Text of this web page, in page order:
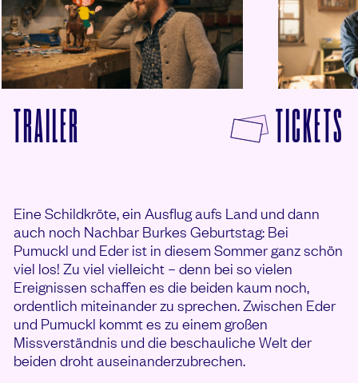
TRAILER
TICKETS
Eine Schildkröte, ein Ausflug aufs Land und dann
auch noch Nachbar Burkes Geburtstag: Bei
Pumuckl und Eder ist in diesem Sommer ganz schön
viel los! Zu viel vielleicht – denn bei so vielen
Ereignissen schaffen es die beiden kaum noch,
ordentlich miteinander zu sprechen. Zwischen Eder
und Pumuckl kommt es zu einem großen
Missverständnis und die beschauliche Welt der
beiden droht auseinanderzubrechen.